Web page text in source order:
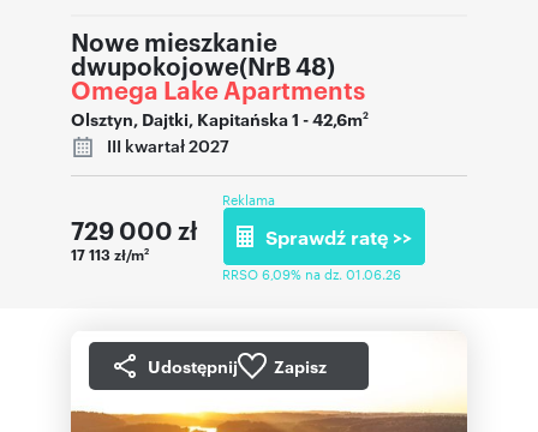
Nowe mieszkanie
dwupokojowe(NrB 48)
Omega Lake Apartments
Olsztyn, Dajtki, Kapitańska 1 - 42,6m2
III kwartał 2027
729 000 zł
17 113 zł/m2
Reklama
Sprawdź ratę >>
RRSO 6,09% na dz. 01.06.26
Udostępnij Zapisz